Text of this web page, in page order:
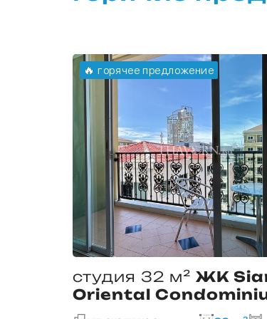
🔥 горячее предложение
студия 32 м² ЖК
Oriental